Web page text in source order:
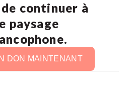
continuer à
paysage
DON MAINTENANT